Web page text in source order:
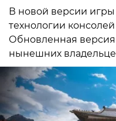
В новой версии
технологии
Обновленная версия
нынешних